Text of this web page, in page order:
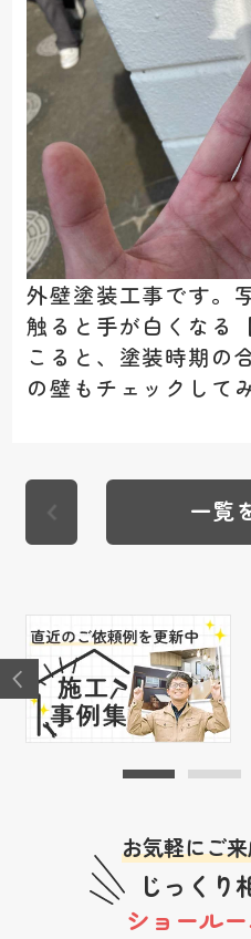
外壁塗装工事です。
触ると手が白くなる
こると、塗装時期の
の壁もチェックして
一覧
お気軽にご
じっくり
ショール